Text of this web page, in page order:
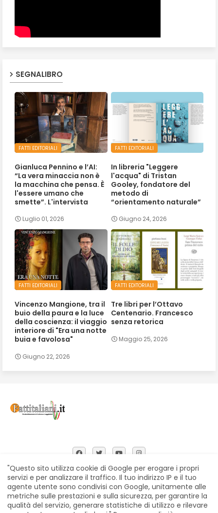
SEGNALIBRO
FATTI EDITORIALI
Gianluca Pennino e l’AI:
“La vera minaccia non è
la macchina che pensa. È
l'essere umano che
smette”. L'intervista
Luglio 01, 2026
FATTI EDITORIALI
In libreria "Leggere
l'acqua" di Tristan
Gooley, fondatore del
metodo di
“orientamento naturale”
Giugno 24, 2026
FATTI EDITORIALI
Vincenzo Mangione, tra il
buio della paura e la luce
della coscienza: il viaggio
interiore di "Era una notte
buia e favolosa"
Giugno 22, 2026
FATTI EDITORIALI
Tre libri per l’Ottavo
Centenario. Francesco
senza retorica
Maggio 25, 2026
Home Chi siamo Contatti
Privacy Policy
Segnalazioni
"Questo sito utilizza cookie di Google per erogare i propri
servizi e per analizzare il traffico. Il tuo indirizzo IP e il tuo
agente utente sono condivisi con Google, unitamente alle
metriche sulle prestazioni e sulla sicurezza, per garantire la
qualità del servizio, generare statistiche di utilizzo e rilevare